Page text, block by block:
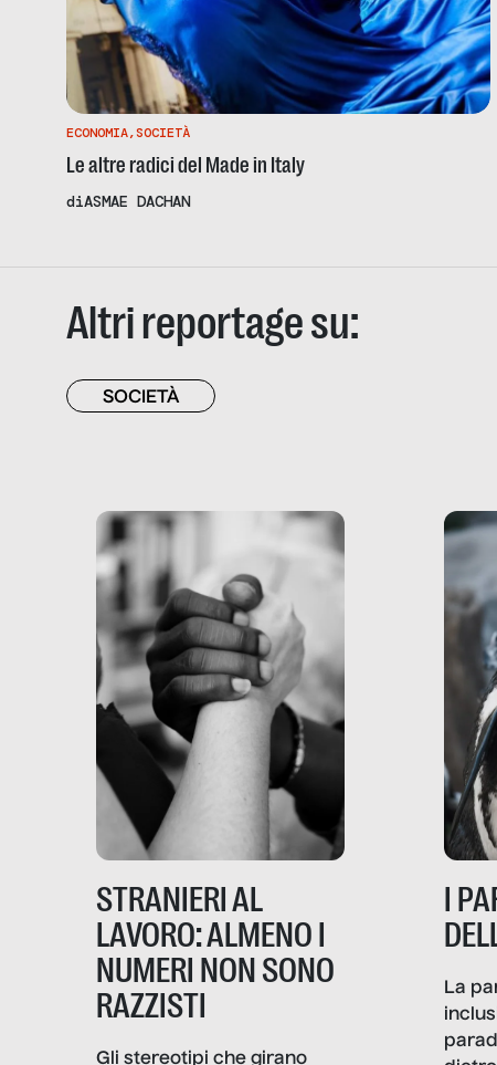
ECONOMIA,SOCIETÀ
Le altre radici del Made in Italy
diASMAE DACHAN
Altri reportage su:
SOCIETÀ
STRANIERI AL
LAVORO: ALMENO I
NUMERI NON SONO
RAZZISTI
Gli stereotipi che girano
I
La